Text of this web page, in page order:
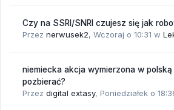
Czy na SSRI/SNRI czujesz się jak
Przez nerwusek2, Wczoraj o 10:31 w
niemiecka akcja wymierzona w
pozbierać?
Przez digital extasy, Poniedziałek o